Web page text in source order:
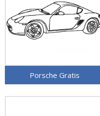
Porsche Gratis